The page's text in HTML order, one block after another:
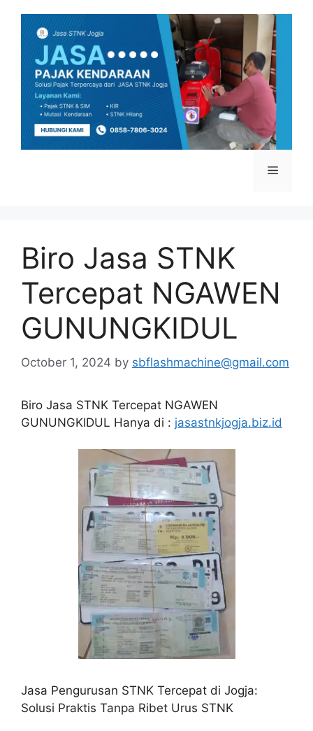
content
Menu
Biro Jasa STNK
Tercepat NGAWEN
GUNUNGKIDUL
October 1, 2024 by sbflashmachine@gmail.com
Biro Jasa STNK Tercepat NGAWEN
GUNUNGKIDUL Hanya di : jasastnkjogja.biz.id
Jasa Pengurusan STNK Tercepat di Jogja:
Solusi Praktis Tanpa Ribet Urus STNK